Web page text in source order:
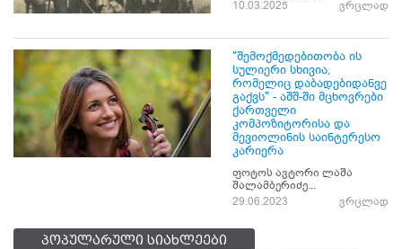
10.03.2025 ვრცლად
"შემოქმედებითობა ის
სულიერი სხივია,
რომელიც დაბადებიდანვე
გაქვს" - აშშ-ში მცხოვრები
ქართველი
კომპოზიტორისა და
მევიოლინის საინტერესო
კარიერა
ფოტოს ავტორი ლაშა
შალამბერიძე...
29.06.2023
ვრცლად
პოპულარული სიახლეები